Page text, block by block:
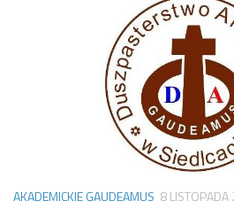
AKADEMICKIE GAUDEAMUS 8